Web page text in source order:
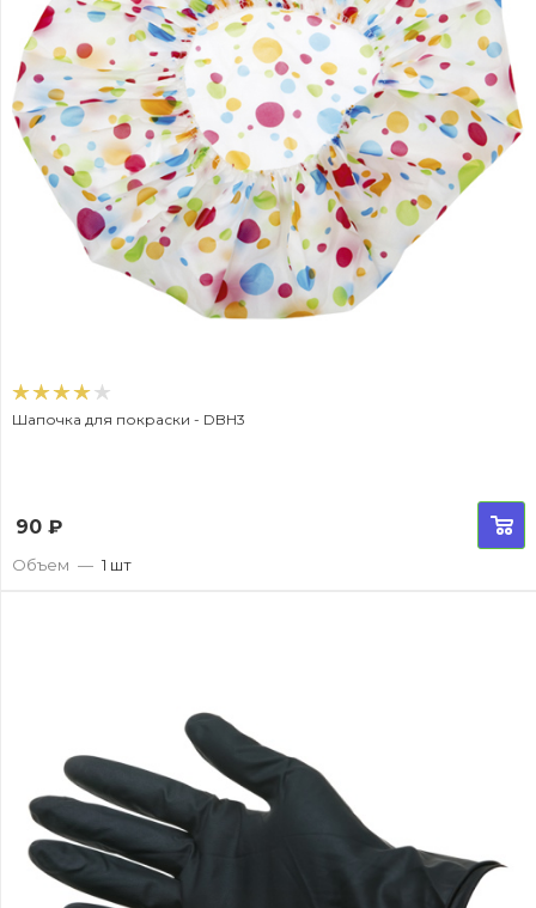
Шапочка для покраски - DBH3
90 ₽
Объем — 1 шт